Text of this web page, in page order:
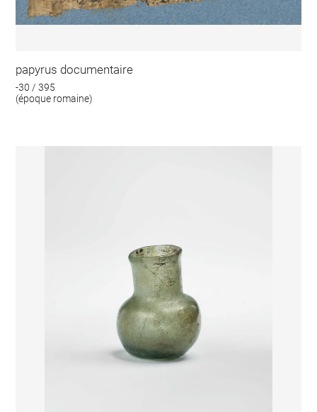
papyrus documentaire
-30 / 395
(époque romaine)